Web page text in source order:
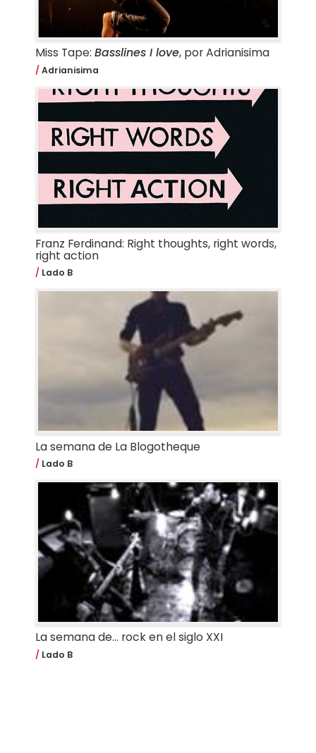
Miss Tape: Basslines I love, por Adrianisima
Adrianisima
Franz Ferdinand: Right thoughts, right words,
right action
Lado B
La semana de La Blogotheque
Lado B
La semana de... rock en el siglo XXI
Lado B